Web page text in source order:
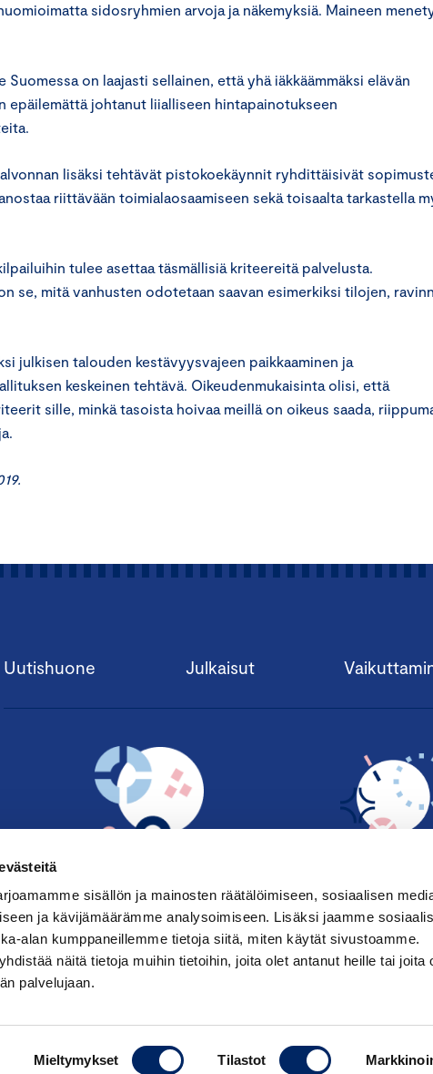
sisällön ja mainosten räätälöimiseen, sosiaalisen
ja kävijämäärämme analysoimiseen. Lisäksi jaamme
alan kumppaneillemme tietoja siitä, miten käytät sivustoamme.
näitä tietoja muihin tietoihin, joita olet antanut heille tai joita
palvelujaan.
Mieltymykset Tilastot
sidosryhmien arvoja ja näkemyksiä. Maineen
on laajasti sellainen, että yhä iäkkäämmäksi elävän
epäilemättä johtanut liialliseen hintapainotukseen
lisäksi tehtävät pistokoekäynnit ryhdittäisivät
riittävään toimialaosaamiseen sekä toisaalta tarkastella
tulee asettaa täsmällisiä kriteereitä palvelusta.
se, mitä vanhusten odotetaan saavan esimerkiksi tilojen,
julkisen talouden kestävyysvajeen paikkaaminen ja
keskeinen tehtävä. Oikeudenmukaisinta olisi, että
sille, minkä tasoista hoivaa meillä on oikeus saada,
Uutishuone Julkaisut
TILAA UUTISKIRJE ›
Saavutettavuusseloste